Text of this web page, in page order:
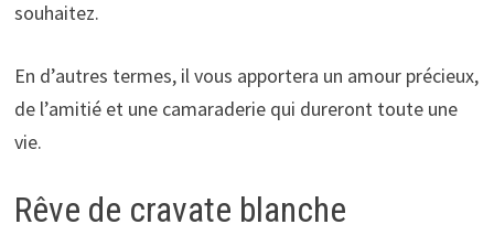
souhaitez.
En d’autres termes, il vous apportera un amour précieux,
de l’amitié et une camaraderie qui dureront toute une
vie.
Rêve de cravate blanche